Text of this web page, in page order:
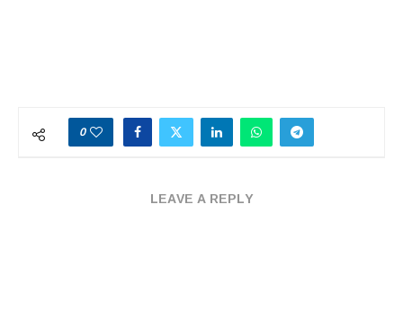
0
LEAVE A REPLY